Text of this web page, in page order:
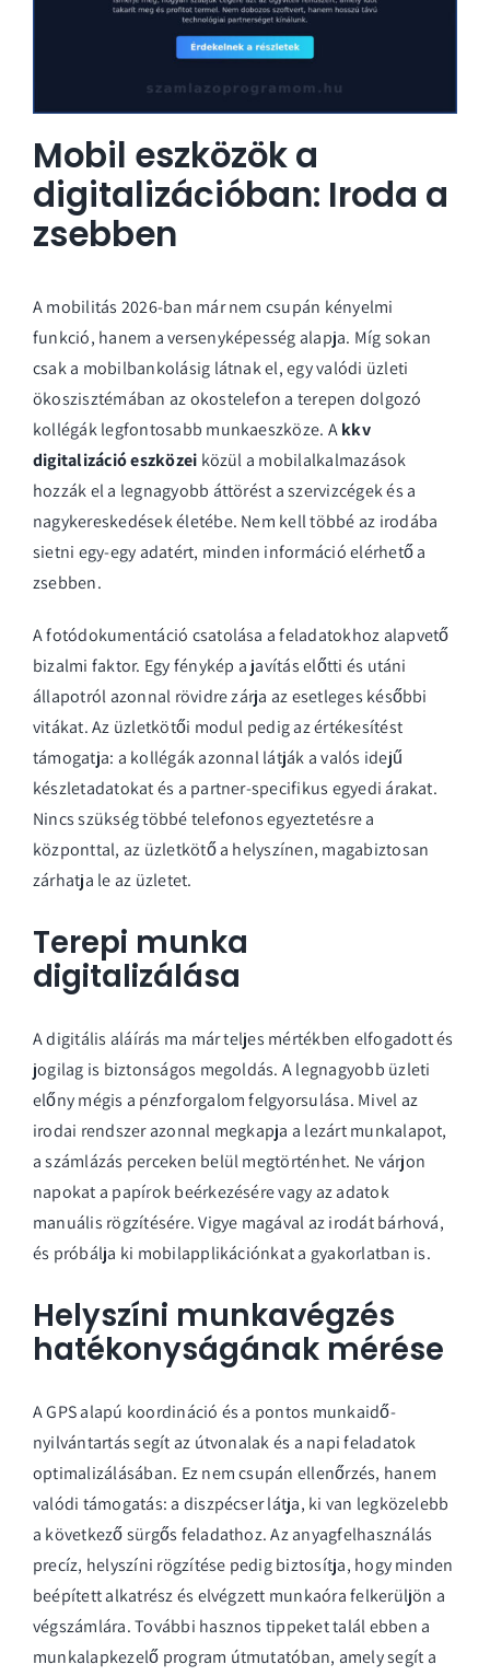
Mobil eszközök a
digitalizációban: Iroda a
zsebben
A mobilitás 2026-ban már nem csupán kényelmi
funkció, hanem a versenyképesség alapja. Míg sokan
csak a mobilbankolásig látnak el, egy valódi üzleti
ökoszisztémában az okostelefon a terepen dolgozó
kollégák legfontosabb munkaeszköze. Akkv
digitalizáció eszközei közül a mobilalkalmazások
hozzák el a legnagyobb áttörést a szervizcégek és a
nagykereskedések életébe. Nem kell többé az irodába
sietni egy-egy adatért, minden információ elérhető a
zsebben.
A fotódokumentáció csatolása a feladatokhoz alapvető
bizalmi faktor. Egy fénykép a javítás előtti és utáni
állapotról azonnal rövidre zárja az esetleges későbbi
vitákat. Az üzletkötői modul pedig az értékesítést
támogatja: a kollégák azonnal látják a valós idejű
készletadatokat és a partner-specifikus egyedi árakat.
Nincs szükség többé telefonos egyeztetésre a
központtal, az üzletkötő a helyszínen, magabiztosan
zárhatja le az üzletet.
Terepi munka
digitalizálása
A digitális aláírás ma már teljes mértékben elfogadott és
jogilag is biztonságos megoldás. A legnagyobb üzleti
előny mégis a pénzforgalom felgyorsulása. Mivel az
irodai rendszer azonnal megkapja a lezárt munkalapot,
a számlázás perceken belül megtörténhet. Ne várjon
napokat a papírok beérkezésére vagy az adatok
manuális rögzítésére. Vigye magával az irodát bárhová,
és próbálja ki mobilapplikációnkata gyakorlatban is.
Helyszíni munkavégzés
hatékonyságának mérése
A GPS alapú koordináció és a pontos munkaidő-
nyilvántartás segít az útvonalak és a napi feladatok
optimalizálásában. Ez nem csupán ellenőrzés, hanem
valódi támogatás: a diszpécser látja, ki van legközelebb
a következő sürgős feladathoz. Az anyagfelhasználás
precíz, helyszíni rögzítése pedig biztosítja, hogy minden
beépített alkatrész és elvégzett munkaóra felkerüljön a
végszámlára. További hasznos tippeket talál ebben a
munkalapkezelő program útmutatóban, amely segít a